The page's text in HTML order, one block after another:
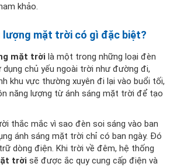
khảo.
lượng mặt trời có gì đặc biệt?
mặt trời là một trong những loại đèn
chủ yếu ngoài trời như đường đi,
khu vực thường xuyên đi lại vào buổi tối,
năng lượng từ ánh sáng mặt trời để tạo
thắc mắc vì sao đèn soi sáng vào ban
ánh sáng mặt trời chỉ có ban ngày. Đó
dòng điện. Khi trời về đêm, hệ thống
trời sẽ được ắc quy cung cấp điện và